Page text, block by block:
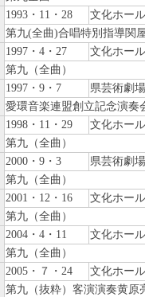
1993・11・28
文化ホール
第九(全曲)合唱特別指導関
1997・4・27
文化ホール
第九（全曲）
1997・9・7
県芸術劇場
愛環音楽連盟創立記念演奏
1998・11・29
文化ホール
第九（全曲）
2000・9・3
県芸術劇場
第九（全曲）
2001・12・16
文化ホール
第九（全曲）
2004・4・11
文化ホール
第九（全曲）
2005・７・24
文化ホール
第九（抜粋）客演演奏黄原